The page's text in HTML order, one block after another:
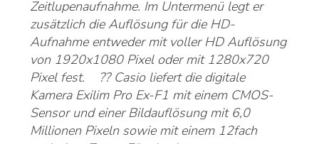
Zeitlupenaufnahme. Im Untermenü legt er
zusätzlich die Auflösung für die HD-
Aufnahme entweder mit voller HD Auflösung
von 1920x1080 Pixel oder mit 1280x720
Pixel fest. ?? Casio liefert die digitale
Kamera Exilim Pro Ex-F1 mit einem CMOS-
Sensor und einer Bildauflösung mit 6,0
Millionen Pixeln sowie mit einem 12fach